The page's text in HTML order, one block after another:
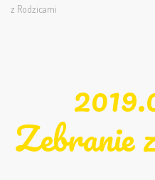
z Rodzicami
Zebranie